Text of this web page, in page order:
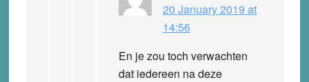
20 January 2019 at
14:56
En je zou toch verwachten
dat iedereen na deze